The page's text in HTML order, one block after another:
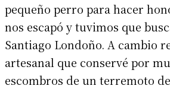
pequeño perro para hacer
nos escapó y tuvimos que
Santiago Londoño. A cambio
artesanal que conservé por
escombros de un terremoto